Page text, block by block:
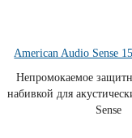
American Audio Sense
Непромокаемое
набивкой для
Sense